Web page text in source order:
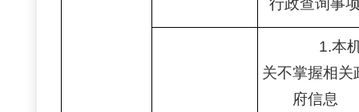
行政查询事
1.本
关不掌握相关
府信息